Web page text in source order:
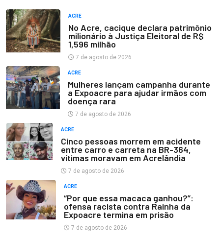
ACRE
No Acre, cacique declara patrimônio
milionário à Justiça Eleitoral de R$
1,596 milhão
7 de agosto de 2026
ACRE
Mulheres lançam campanha durante
a Expoacre para ajudar irmãos com
doença rara
7 de agosto de 2026
ACRE
Cinco pessoas morrem em acidente
entre carro e carreta na BR-364,
vítimas moravam em Acrelândia
7 de agosto de 2026
ACRE
“Por que essa macaca ganhou?”:
ofensa racista contra Rainha da
Expoacre termina em prisão
7 de agosto de 2026